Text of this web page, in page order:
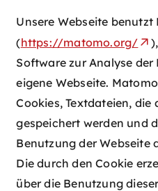
Unsere Webseite benutzt
(https://matomo.org/
Software zur Analyse
eigene Webseite.
Cookies, Textdateien,
gespeichert werden und
Benutzung der Webseite
Die durch den Cookie
über die Benutzung